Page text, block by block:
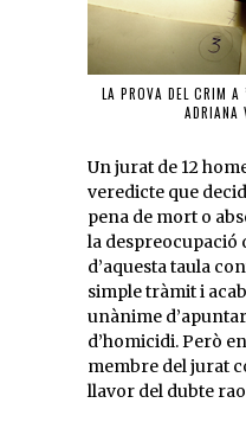
LA PROVA DEL CRIM
ADRIANA
Un jurat de 12
veredicte que
pena de mort o
la despreocupació
d’aquesta taula
simple tràmit i
unànime
d’homicidi. Però
membre del jurat
llavor del dubte